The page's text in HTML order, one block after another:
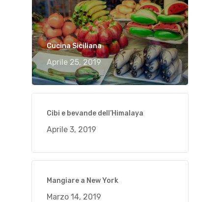
Cucina Siciliana
Aprile 25, 2019
Cibi e bevande dell’Himalaya
Aprile 3, 2019
Mangiare a New York
Marzo 14, 2019